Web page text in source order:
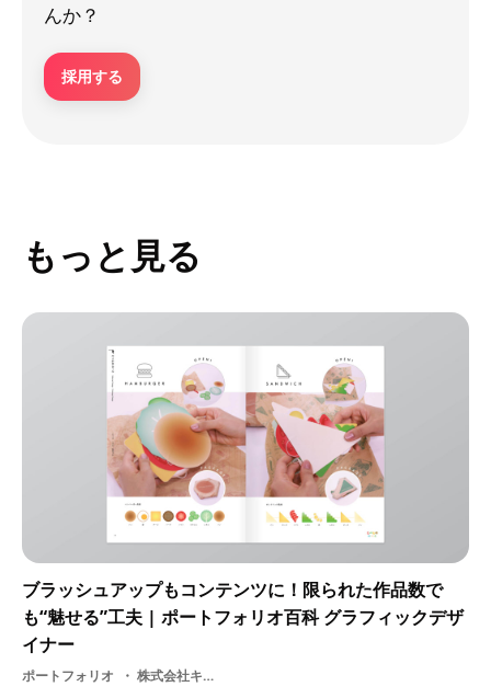
んか？
採用する
もっと見る
ブラッシュアップもコンテンツに！限られた作品数で
も“魅せる”工夫 | ポートフォリオ百科 グラフィックデザ
イナー
ポートフォリオ 株式会社キュー